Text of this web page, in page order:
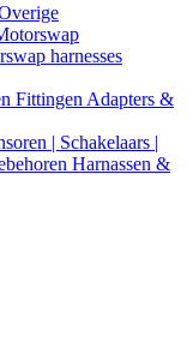
harnesses
Fittingen Adapters &
| Schakelaars |
Harnassen &